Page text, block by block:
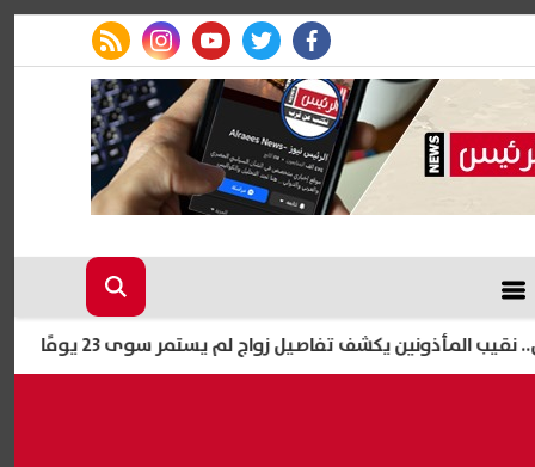
facebook
twitter
youtube
instagram
rss feed
آخر موعد يكشف تفاصيل زواج لم يستمر سوى 23 يومًا